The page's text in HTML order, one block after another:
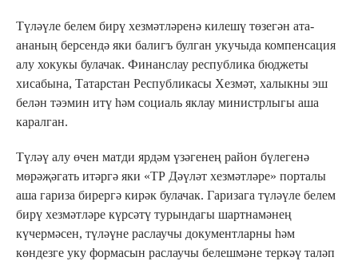
Түләүле белем бирү хезмәтләренә килешү төзегән ата-
ананың берсендә яки балигъ булган укучыда компенсация
алу хокукы булачак. Финанслау республика бюджеты
хисабына, Татарстан Республикасы Хезмәт, халыкны эш
белән тәэмин итү һәм социаль яклау министрлыгы аша
каралган.
Түләү алу өчен матди ярдәм үзәгенең район бүлегенә
мөрәҗәгать итәргә яки «ТР Дәүләт хезмәтләре» порталы
аша гариза бирергә кирәк булачак. Гаризага түләүле белем
бирү хезмәтләре күрсәтү турындагы шартнамәнең
күчермәсен, түләүне раслаучы документларны һәм
көндезге уку формасын раслаучы белешмәне теркәү таләп